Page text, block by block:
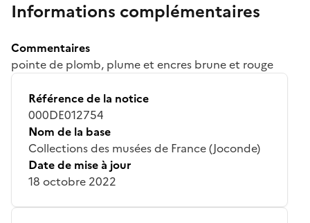
Informations complémentaires
Commentaires
pointe de plomb, plume et encres brune et rouge
Référence de la notice
000DE012754
Nom de la base
Collections des musées de France (Joconde)
Date de mise à jour
18 octobre 2022